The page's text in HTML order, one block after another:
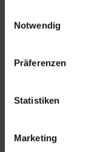
Notwendig
Präferenzen
Statistiken
Marketing